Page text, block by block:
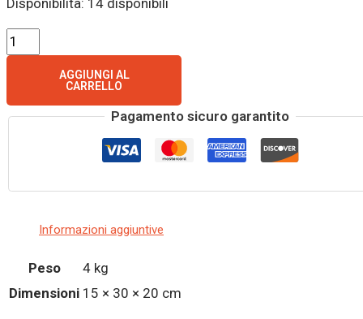
Disponibilità: 14 disponibili
AGGIUNGI AL
CARRELLO
Pagamento sicuro garantito
Informazioni aggiuntive
Peso
4 kg
Dimensioni 15 × 30 × 20 cm